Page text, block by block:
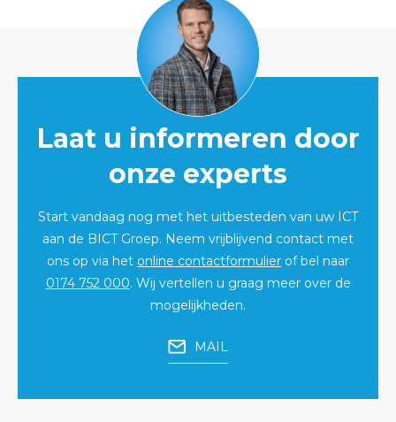
Laat u informeren door
onze experts
Start vandaag nog met het uitbesteden van uw ICT
aan de BICT Groep. Neem vrijblijvend contact met
ons op via het online contactformulier of bel naar
0174 752 000. Wij vertellen u graag meer over de
mogelijkheden.
MAIL